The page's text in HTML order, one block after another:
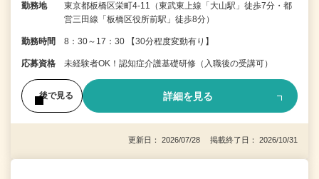
勤務地
東京都板橋区栄町4-11（東武東上線「大山駅」徒歩7分・都
営三田線「板橋区役所前駅」徒歩8分）
勤務時間 8：30～17：30 【30分程度変動有り】
応募資格 未経験者OK！認知症介護基礎研修（入職後の受講可）
後で見る 詳細を見る
更新日： 2026/07/28 掲載終了日： 2026/10/31